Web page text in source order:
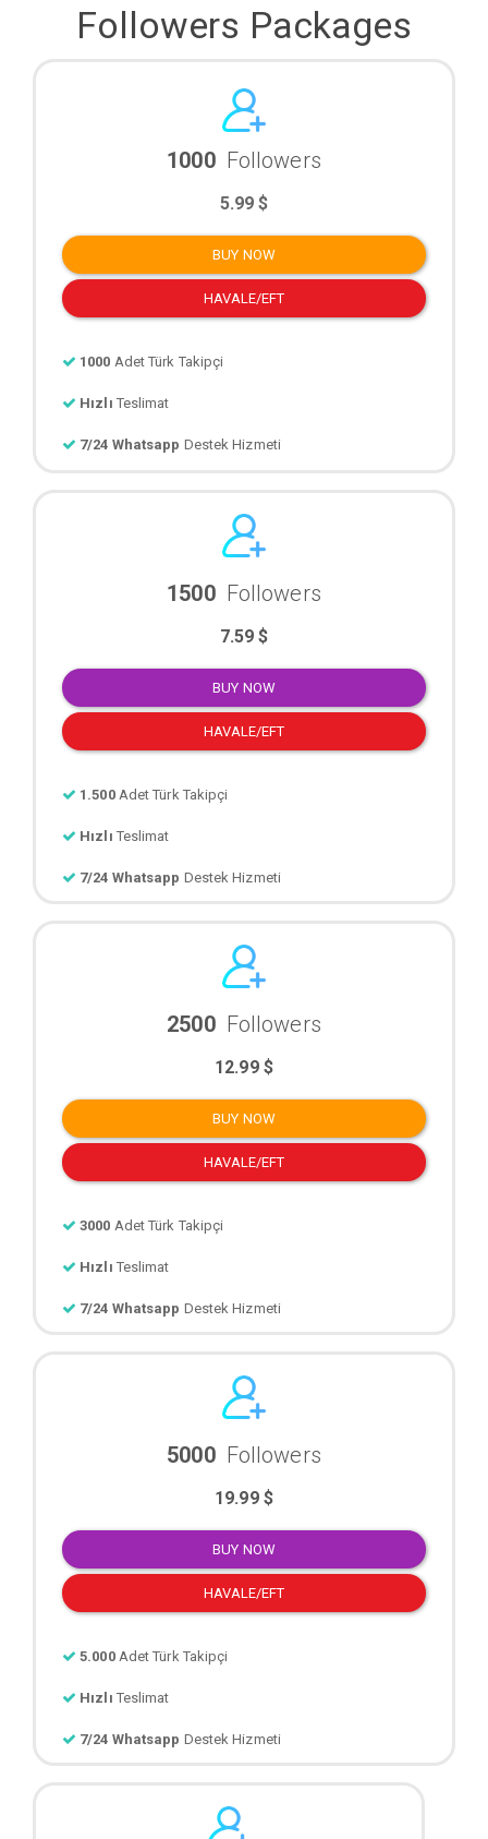
Followers Packages
1000 Followers
5.99 $
BUY NOW
HAVALE/EFT
1000 Adet Türk Takipçi
Hızlı Teslimat
7/24 Whatsapp Destek Hizmeti
1500 Followers
7.59 $
BUY NOW
HAVALE/EFT
1.500 Adet Türk Takipçi
Hızlı Teslimat
7/24 Whatsapp Destek Hizmeti
2500 Followers
12.99 $
BUY NOW
HAVALE/EFT
3000 Adet Türk Takipçi
Hızlı Teslimat
7/24 Whatsapp Destek Hizmeti
5000 Followers
19.99 $
BUY NOW
HAVALE/EFT
5.000 Adet Türk Takipçi
Hızlı Teslimat
7/24 Whatsapp Destek Hizmeti